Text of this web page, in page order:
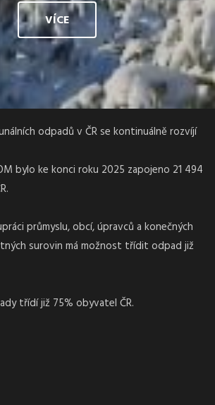
VÍCE
odpadů v ČR se kontinuálně rozvíjí
bylo ke konci roku 2025 zapojeno 21 494
průmyslu, obcí, úpravců a konečných
surovin má možnost třídit odpad již
třídí již 75% obyvatel ČR.